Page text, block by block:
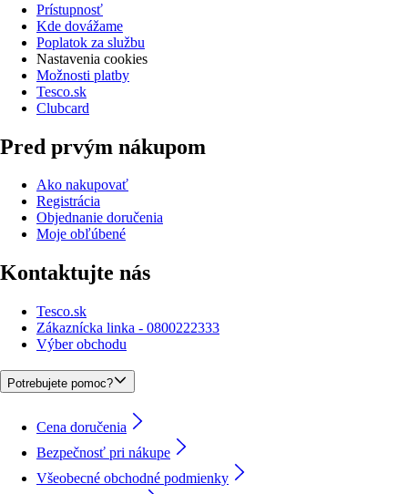
Prístupnosť
Kde dovážame
Poplatok za službu
Nastavenia cookies
Možnosti platby
Tesco.sk
Clubcard
Pred prvým nákupom
Ako nakupovať
Registrácia
Objednanie doručenia
Moje obľúbené
Kontaktujte nás
Tesco.sk
Zákaznícka linka - 0800222333
Výber obchodu
Potrebujete pomoc?
Cena doručenia
Bezpečnosť pri nákupe
Všeobecné obchodné podmienky